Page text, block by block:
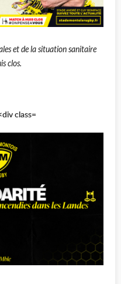
et de la situation sanitaire
clos.